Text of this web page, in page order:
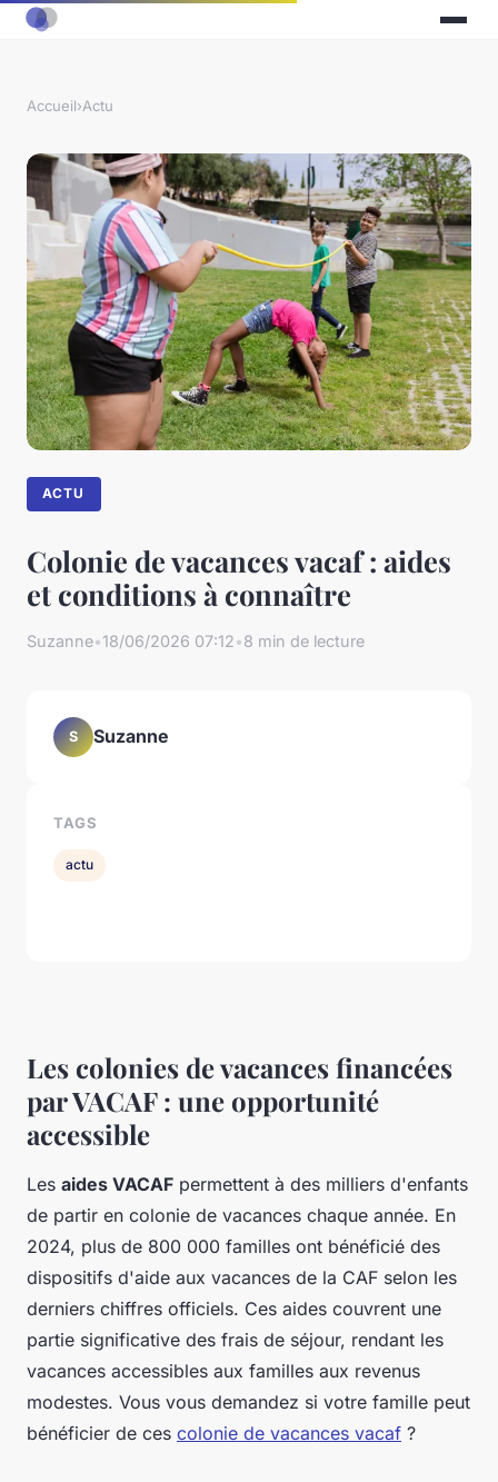
Accueil›Actu
ACTU
Colonie de vacances vacaf : aides
et conditions à connaître
Suzanne•18/06/2026 07:12•8 min de lecture
Les colonies de vacances financées
par VACAF : une opportunité
accessible
Les aides VACAF permettent à des milliers d'enfants
de partir en colonie de vacances chaque année. En
2024, plus de 800 000 familles ont bénéficié des
dispositifs d'aide aux vacances de la CAF selon les
derniers chiffres officiels. Ces aides couvrent une
partie significative des frais de séjour, rendant les
vacances accessibles aux familles aux revenus
modestes. Vous vous demandez si votre famille peut
bénéficier de ces colonie de vacances vacaf ?
S Suzanne
TAGS
actu